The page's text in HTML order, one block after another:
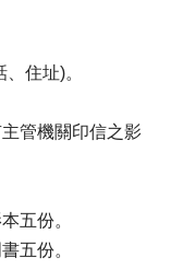
住址)。
管機關印信之影
五份。
五份。